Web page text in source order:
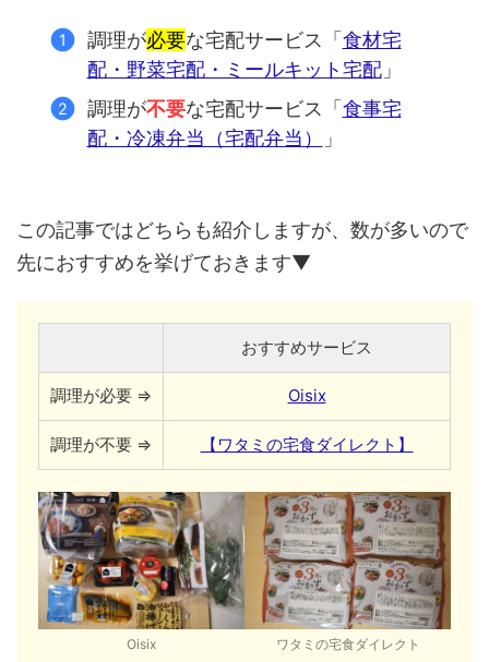
調理が必要な宅配サービス「食材宅
配・野菜宅配・ミールキット宅配」
調理が不要な宅配サービス「食事宅
配・冷凍弁当（宅配弁当）
」
この記事ではどちらも紹介しますが、数が多いので
先におすすめを挙げておきます▼
おすすめサービス
調理が必要 ⇒ Oisix
調理が不要 ⇒ 【ワタミの宅食ダイレクト】
Oisix ワタミの宅食ダイレクト